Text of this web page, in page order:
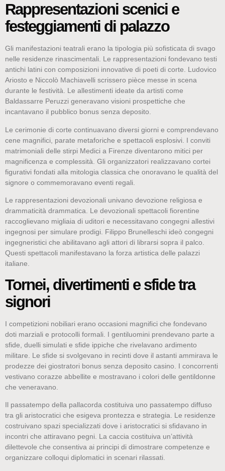
Rappresentazioni scenici e
festeggiamenti di palazzo
Gli manifestazioni teatrali erano la tipologia più sofisticata di svago
nelle residenze rinascimentali. Le rappresentazioni fondevano testi
antichi latini con composizioni innovative di poeti di corte. Ludovico
Ariosto e Niccolò Machiavelli scrissero pièce messe in scena
durante le festività. Le allestimenti ideate da artisti come
Baldassarre Peruzzi generavano visioni prospettiche che
incantavano il pubblico bonus senza deposito.
Le cerimonie di corte continuavano diversi giorni e comprendevano
cene magnifici, parate metaforiche e spettacoli esplosivi. I conviti
matrimoniali delle stirpi Medici a Firenze diventarono mitici per
magnificenza e complessità. Gli organizzatori realizzavano cortei
figurativi fondati alla mitologia classica che onoravano le qualità del
signore o commemoravano eventi regali.
Le rappresentazioni devozionali univano devozione religiosa e
drammaticità drammatica. Le devozionali spettacoli fiorentine
raccoglievano migliaia di uditori e necessitavano congegni allestivi
ingegnosi per simulare prodigi. Filippo Brunelleschi ideò congegni
ingegneristici che abilitavano agli attori di librarsi sopra il palco.
Questi spettacoli manifestavano la forza artistica delle palazzi
italiane.
Tornei, divertimenti e sfide tra
signori
I competizioni nobiliari erano occasioni magnifici che fondevano
doti marziali e protocolli formali. I gentiluomini prendevano parte a
sfide, duelli simulati e sfide ippiche che rivelavano ardimento
militare. Le sfide si svolgevano in recinti dove il astanti ammirava le
prodezze dei giostratori bonus senza deposito casino. I concorrenti
vestivano corazze abbellite e mostravano i colori delle gentildonne
che veneravano.
Il passatempo della pallacorda costituiva uno passatempo diffuso
tra gli aristocratici che esigeva prontezza e strategia. Le residenze
costruivano spazi specializzati dove i aristocratici si sfidavano in
incontri che attiravano pegni. La caccia costituiva un’attività
dilettevole che consentiva ai principi di dimostrare competenze e
organizzare colloqui diplomatici in scenari rilassati.